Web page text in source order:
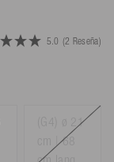
5.0 (2 Reseña)
(G4) ø 21
cm | 68